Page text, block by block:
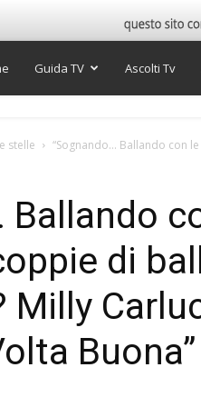
Guida TV Ascolti Tv
stelle “Sognando… Ballando con
Ballando
di
Milly
Buona”